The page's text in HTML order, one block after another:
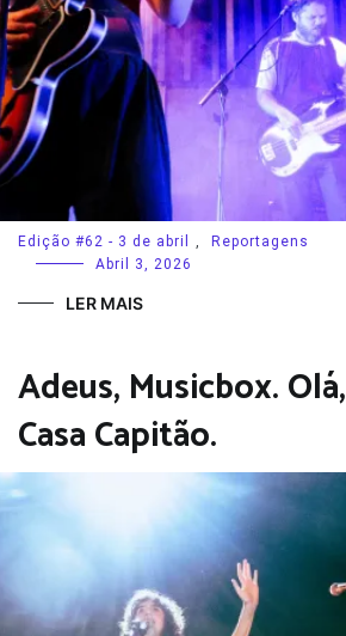
Edição #62 - 3 de abril ,
Reportagens
Abril 3, 2026
LER MAIS
Adeus, Musicbox. Olá,
Casa Capitão.